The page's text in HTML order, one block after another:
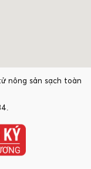
nông sản sạch toàn